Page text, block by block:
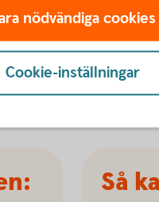
av Swedbank
Så
nödvändiga cookies
Cookie-inställningar